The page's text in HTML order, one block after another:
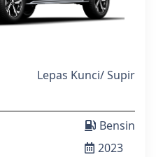
Lepas Kunci/Supir
Bensin
2023